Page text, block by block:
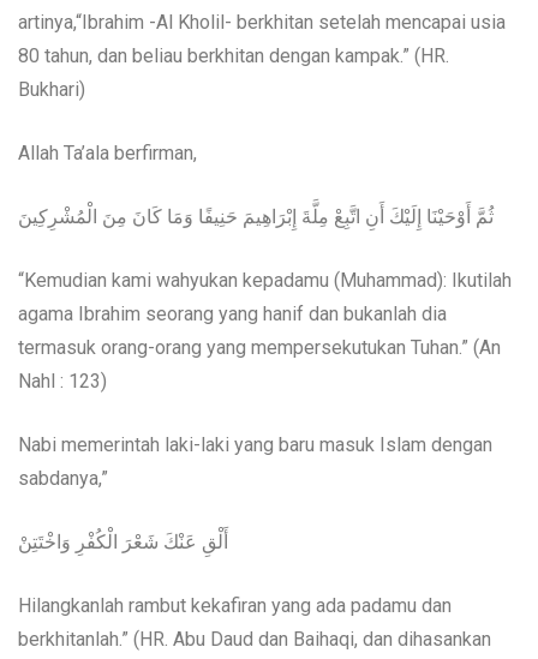
artinya,“Ibrahim -Al Kholil- berkhitan setelah mencapai usia
80 tahun, dan beliau berkhitan dengan kampak.” (HR.
Bukhari)
Allah Ta’ala berfirman,
ثُمَّ أَوْحَيْنَا إِلَيْكَ أَنِ اتَّبِعْ مِلَّةَ إِبْرَاهِيمَ حَنِيفًا وَمَا كَانَ مِنَ الْمُشْرِكِينَ
“Kemudian kami wahyukan kepadamu (Muhammad): Ikutilah
agama Ibrahim seorang yang hanif dan bukanlah dia
termasuk orang-orang yang mempersekutukan Tuhan.” (An
Nahl : 123)
Nabi memerintah laki-laki yang baru masuk Islam dengan
sabdanya,”
أَلْقِ عَنْكَ شَعْرَ الْكُفْرِ وَاخْتَتِنْ
Hilangkanlah rambut kekafiran yang ada padamu dan
berkhitanlah.” (HR. Abu Daud dan Baihaqi, dan dihasankan